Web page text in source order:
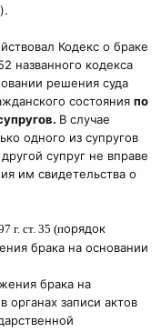
Кодекс о браке
названного кодекса
решения суда
состояния по
В случае
одного из супругов
супруг не вправе
им свидетельства о
г. ст. 35 (порядок
брака на основании
брака на
органах записи актов